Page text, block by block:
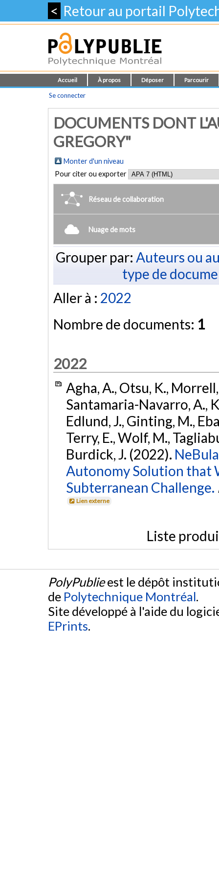
< Retour au portail
Accueil À propos Déposer Parcourir
Se connecter
DOCUMENTS DONT
GREGORY"
Monter d'un niveau
Pour citer ou exporter
Réseau de collaboration
Nuage de mots
Grouper par: Auteurs ou
type de
Aller à : 2022
Nombre de documents: 1
2022
Agha, A., Otsu, K.,
Santamaria-Navarro, A.,
Edlund, J., Ginting, M.,
Terry, E., Wolf, M.,
Burdick, J. (2022).
Autonomy Solution that
Subterranean Challenge.
Lien externe
Liste
PolyPublieest le dépôt
de Polytechnique Montréal.
Site développé à l'aide du
EPrints.